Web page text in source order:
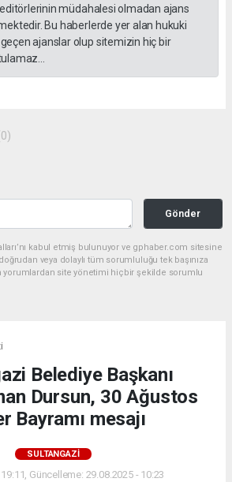
müdahalesi olmadan ajans
Bu haberlerde yer alan hukuki
ajanslar olup sitemizin hiç bir
Gönder
kabul etmiş bulunuyor ve gphaber.com sitesine
veya dolaylı tüm sorumluluğu tek başınıza
yorumlardan site yönetimi hiçbir şekilde sorumlu
Belediye Başkanı
Dursun, 30 Ağustos
Bayramı mesajı
SULTANGAZI
Güncelleme: 29.08.2025 - 10:23